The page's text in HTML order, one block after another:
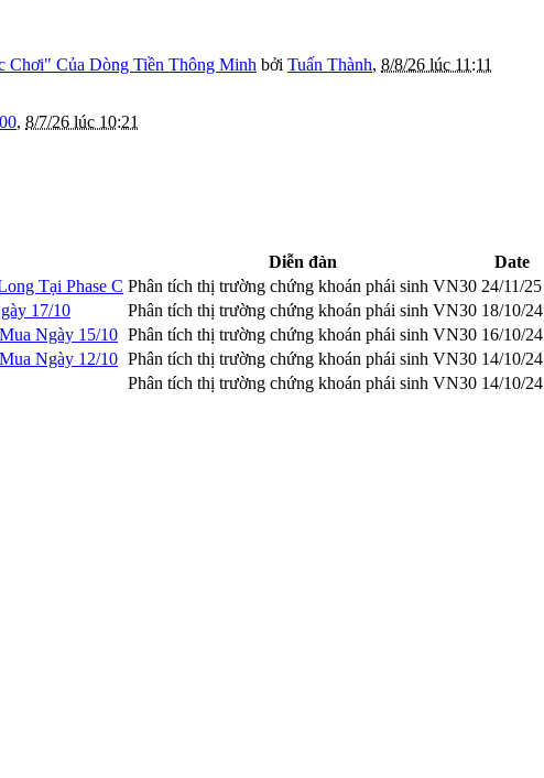
Chơi" Của Dòng Tiền Thông Minh bởi Tuấn Thành, 8/8/26 lúc 11:11
, 8/7/26 lúc 10:21
Diễn đàn
Date
Tại Phase C Phân tích thị trường chứng khoán phái sinh VN30 24/11/25
17/10
Phân tích thị trường chứng khoán phái sinh VN30 18/10/24
Ngày 15/10 Phân tích thị trường chứng khoán phái sinh VN30 16/10/24
Ngày 12/10 Phân tích thị trường chứng khoán phái sinh VN30 14/10/24
Phân tích thị trường chứng khoán phái sinh VN30 14/10/24